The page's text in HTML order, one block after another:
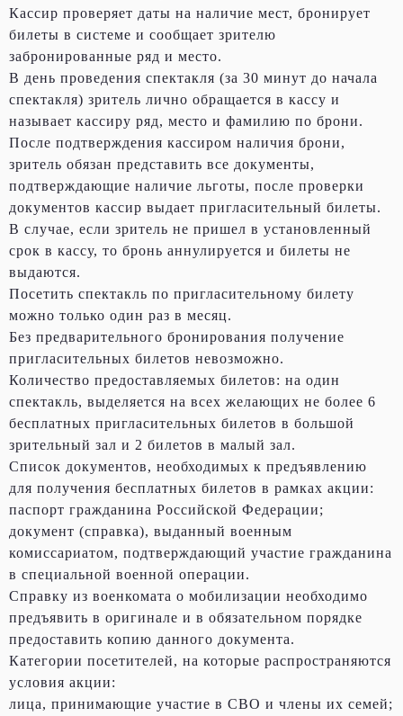
Кассир проверяет даты на наличие мест, бронирует
билеты в системе и сообщает зрителю
забронированные ряд и место.
В день проведения спектакля (за 30 минут до начала
спектакля) зритель лично обращается в кассу и
называет кассиру ряд, место и фамилию по брони.
После подтверждения кассиром наличия брони,
зритель обязан представить все документы,
подтверждающие наличие льготы, после проверки
документов кассир выдает пригласительный билеты.
В случае, если зритель не пришел в установленный
срок в кассу, то бронь аннулируется и билеты не
выдаются.
Посетить спектакль по пригласительному билету
можно только один раз в месяц.
Без предварительного бронирования получение
пригласительных билетов невозможно.
Количество предоставляемых билетов: на один
спектакль, выделяется на всех желающих не более 6
бесплатных пригласительных билетов в большой
зрительный зал и 2 билетов в малый зал.
Список документов, необходимых к предъявлению
для получения бесплатных билетов в рамках акции:
паспорт гражданина Российской Федерации;
документ (справка), выданный военным
комиссариатом, подтверждающий участие гражданина
в специальной военной операции.
Справку из военкомата о мобилизации необходимо
предъявить в оригинале и в обязательном порядке
предоставить копию данного документа.
Категории посетителей, на которые распространяются
условия акции:
лица, принимающие участие в СВО и члены их семей;